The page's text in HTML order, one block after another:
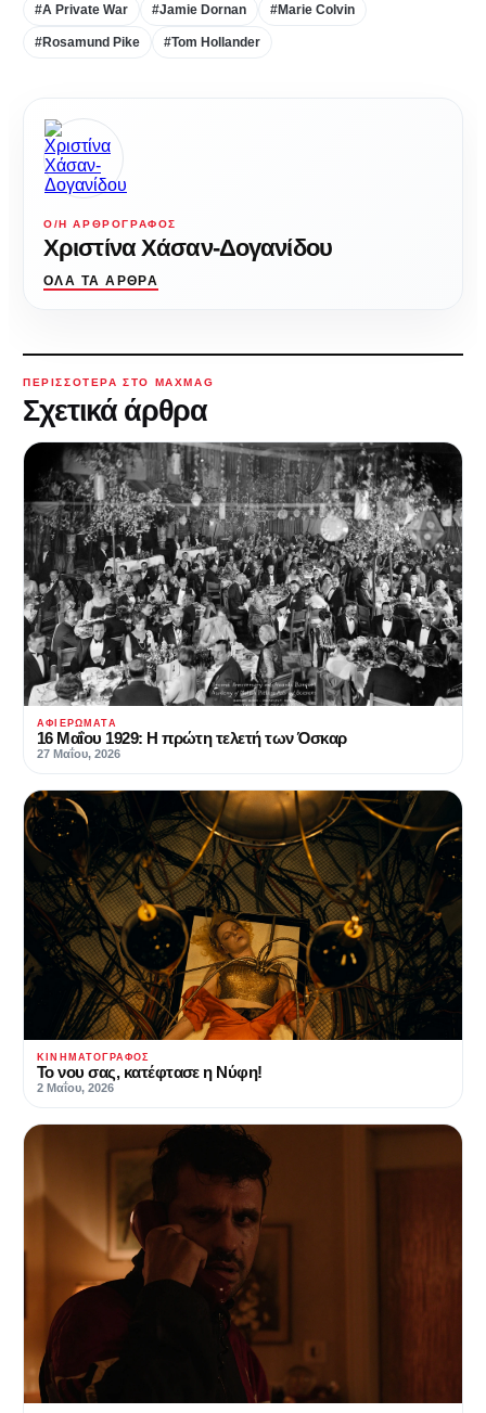
#A Private War #Jamie Dornan #Marie Colvin
#Rosamund Pike #Tom Hollander
Ο/Η ΑΡΘΡΟΓΡΆΦΟΣ
Χριστίνα Χάσαν-Δογανίδου
ΌΛΑ ΤΑ ΆΡΘΡΑ
ΠΕΡΙΣΣΌΤΕΡΑ ΣΤΟ MAXMAG
Σχετικά άρθρα
ΑΦΙΕΡΏΜΑΤΑ
16 Μαΐου 1929: Η πρώτη τελετή των Όσκαρ
27 Μαΐου, 2026
ΚΙΝΗΜΑΤΟΓΡΆΦΟΣ
Το νου σας, κατέφτασε η Νύφη!
2 Μαΐου, 2026